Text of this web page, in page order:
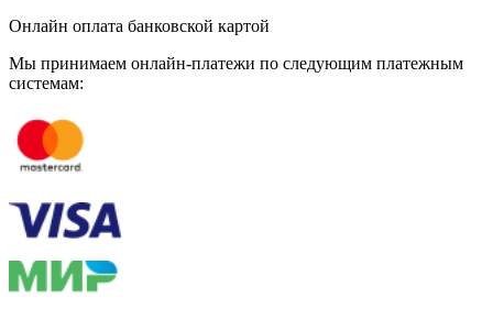
Онлайн оплата банковской картой
Мы принимаем онлайн-платежи по cледующим платежным
системам: